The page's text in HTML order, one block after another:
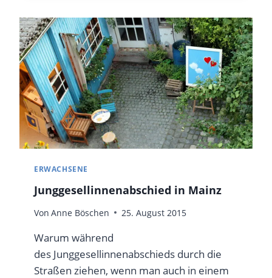
ERWACHSENE
Junggesellinnenabschied in Mainz
Von Anne Böschen 25. August 2015
Warum während
des Junggesellinnenabschieds durch die
Straßen ziehen, wenn man auch in einem